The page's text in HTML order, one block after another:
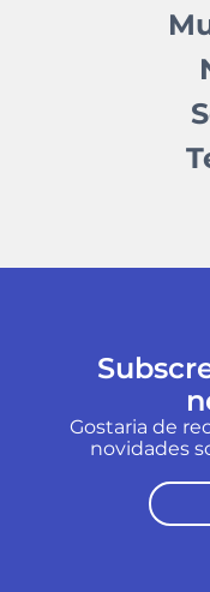
Gostaria de
novidades